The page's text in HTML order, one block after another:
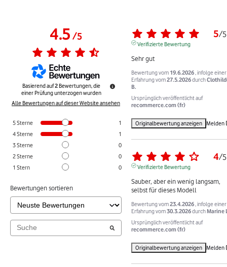
4.5/5
Basierend auf2 Bewertungen, die
einer Prüfung unterzogen wurden
Alle Bewertungen auf dieser Website ansehen
5Sterne
1
4Sterne
1
3Sterne
0
2Sterne
0
1 Stern 0
Bewertungen sortieren
5/5
Verifizierte Bewertung
Sehr gut
Bewertung vom 19.6.2026 , infolge einer
Erfahrung vom27.5.2026durch
B.
Ursprünglich veröffentlicht auf
recommerce.com (fr)
Originalbewertung anzeigen Melden
4/5
Verifizierte Bewertung
Sauber, aber ein wenig langsam,
selbst für dieses Modell
Bewertung vom23.4.2026 , infolge einer
Erfahrung vom30.3.2026durchMarine
Ursprünglich veröffentlicht auf
recommerce.com (fr)
Originalbewertung anzeigen Melden